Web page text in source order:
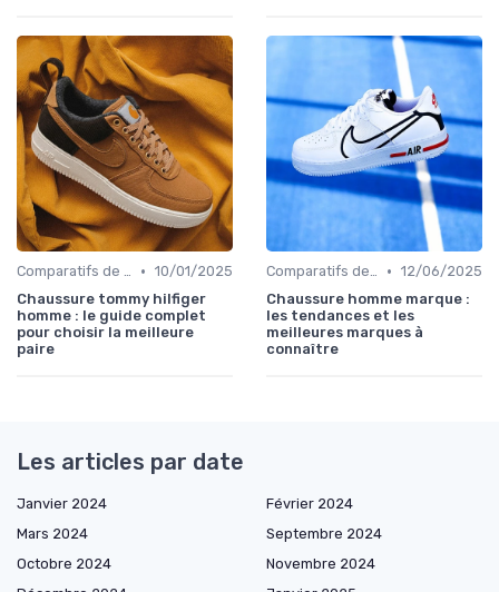
Comparatifs de Marques et de Prix • 10/01/2025
Chaussure tommy hilfiger
homme : le guide complet
pour choisir la meilleure
paire
Comparatifs de Marques et de Prix • 12/06/2025
Chaussure homme marque :
les tendances et les
meilleures marques à
connaître
Les articles par date
Janvier 2024
Février 2024
Mars 2024
Septembre 2024
Octobre 2024
Novembre 2024